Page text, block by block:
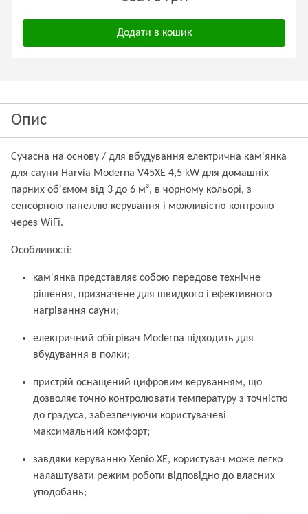
Додати в кошик
Опис
Сучасна на основу / для вбудування електрична кам'янка
для сауни Harvia Moderna V45XE 4,5 kW для домашніх
парних об'ємом від 3 до 6 м³, в чорному кольорі, з
сенсорною панеллю керування і можливістю контролю
через WiFi.
Особливості:
кам'янка представляє собою передове технічне
рішення, призначене для швидкого і ефективного
нагрівання сауни;
електричний обігрівач Moderna підходить для
вбудування в полки;
пристрій оснащений цифровим керуванням, що
дозволяє точно контролювати температуру з точністю
до градуса, забезпечуючи користувачеві
максимальний комфорт;
завдяки керуванню Xenio XE, користувач може легко
налаштувати режим роботи відповідно до власних
уподобань;